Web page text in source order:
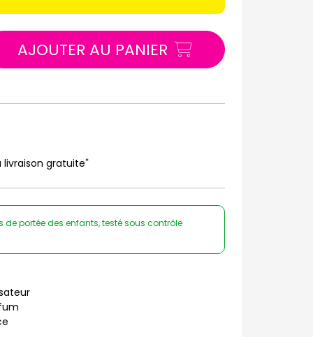
AJOUTER AU PANIER
gratuite*
portée des enfants, testé sous contrôle